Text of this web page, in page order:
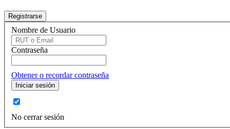
Nombre de Usuario
Contraseña
Obtener o recordar contraseña
No cerrar sesión